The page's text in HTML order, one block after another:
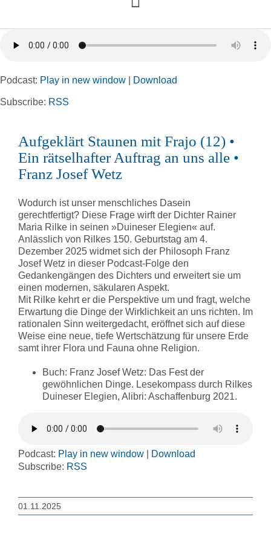
Toggle
Navigation
Home
Rubriken
Podcast: Play in new window Download
Subscribe: RSS
Aufgeklärt Staunen mit Frajo (12) •
Ein rätselhafter Auftrag an uns alle •
Franz Josef Wetz
Wodurch ist unser menschliches Dasein
gerechtfertigt? Diese Frage wirft der Dichter Rainer
Maria Rilke in seinen »Duineser Elegien« auf.
Anlässlich von Rilkes 150. Geburtstag am 4.
Dezember 2025 widmet sich der Philosoph Franz
Josef Wetz in dieser Podcast-Folge den
Gedankengängen des Dichters und erweitert sie um
einen modernen, säkularen Aspekt.
Mit Rilke kehrt er die Perspektive um und fragt, welche
Erwartung die Dinge der Wirklichkeit an uns richten. Im
rationalen Sinn weitergedacht, eröffnet sich auf diese
Weise eine neue, tiefe Wertschätzung für unsere Erde
samt ihrer Flora und Fauna ohne Religion.
Buch: Franz Josef Wetz: Das Fest der
gewöhnlichen Dinge. Lesekompass durch Rilkes
Duineser Elegien, Alibri: Aschaffenburg 2021.
Podcast: Play in new window
Download
Subscribe: RSS
01.11.2025